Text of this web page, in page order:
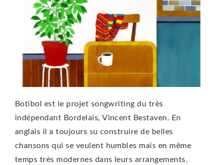
Botibol est le projet songwriting du très
indépendant Bordelais, Vincent Bestaven. En
anglais il a toujours su construire de belles
chansons qui se veulent humbles mais en même
temps très modernes dans leurs arrangements.